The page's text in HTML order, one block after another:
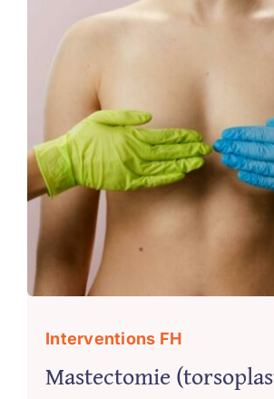
Interventions FH
Mastectomie